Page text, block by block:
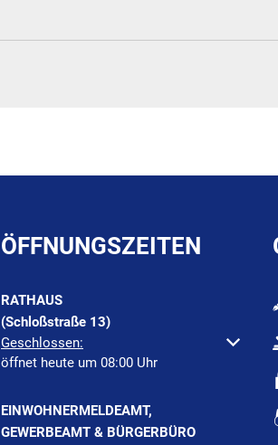
ÖFFNUNGSZEITEN
RATHAUS
(Schloßstraße 13)
Klicken, um weitere Öffnungs- oder
Geschlossen:
öffnet heute um 08:00 Uhr
EINWOHNERMELDEAMT,
GEWERBEAMT & BÜRGERBÜRO